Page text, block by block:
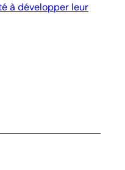
à développer leur